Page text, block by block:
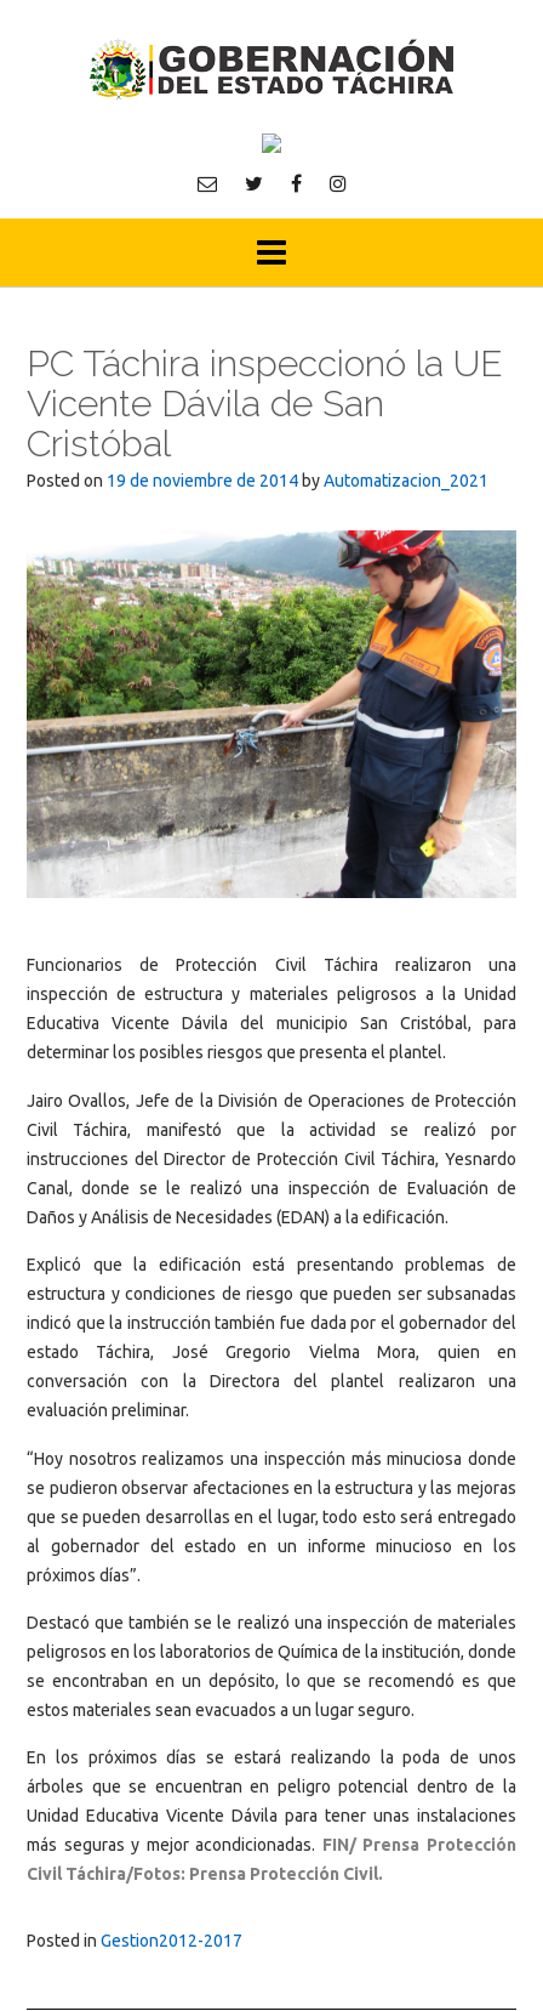
PC Táchira inspeccionó la UE
Vicente Dávila de San
Cristóbal
Posted on 19 de noviembre de 2014 byAutomatizacion_2021
Funcionarios
de Protección Civil Táchira realizaron una
inspección de estructura y materiales peligrosos a la Unidad
Educativa Vicente Dávila del municipio San Cristóbal, para
determinar los posibles riesgos que presenta el plantel.
Jairo Ovallos, Jefe de la División de Operaciones de Protección
Civil Táchira, manifestó que la actividad se realizó por
instrucciones del Director de Protección Civil Táchira, Yesnardo
Canal, donde se le realizó una inspección de Evaluación de
Daños y Análisis de Necesidades (EDAN) a la edificación.
Explicó que la edificación está presentando problemas de
estructura y condiciones de riesgo que pueden ser subsanadas
indicó que la instrucción también fue dada por el gobernador del
estado Táchira, José Gregorio Vielma Mora, quien en
conversación con la Directora del plantel realizaron una
evaluación preliminar.
“Hoy nosotros realizamos una inspección más minuciosa donde
se pudieron observar afectaciones en la estructura y las mejoras
que se pueden desarrollas en el lugar, todo esto será entregado
al gobernador del estado en un informe minucioso en los
próximos días”.
Destacó que también se le realizó una inspección de materiales
peligrosos en los laboratorios de Química de la institución, donde
se encontraban en un depósito, lo que se recomendó es que
estos materiales sean evacuados a un lugar seguro.
En los próximos días se estará realizando la poda de unos
árboles que se encuentran en peligro potencial dentro de la
Unidad Educativa Vicente Dávila para tener unas instalaciones
más seguras y mejor acondicionadas. FIN/ Prensa Protección
Civil Táchira/Fotos: Prensa Protección Civil.
Posted in Gestion2012-2017